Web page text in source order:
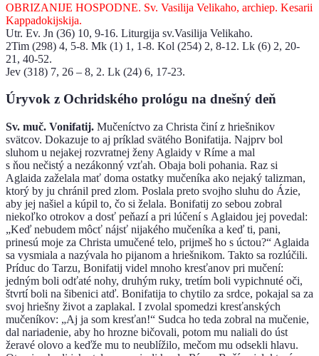
OBRIZANIJE HOSPODNE. Sv. Vasilija Velikaho, archiep. Kesarii
Kappadоkijskija.
Utr. Ev. Jn (36) 10, 9-16. Liturgija sv.Vasilija Velikaho.
2Tim (298) 4, 5-8. Mk (1) 1, 1-8. Kol (254) 2, 8-12. Lk (6) 2, 20-
21, 40-52.
Jev (318) 7, 26 – 8, 2. Lk (24) 6, 17-23.
Úryvok z Ochridského prológu na dnešný deň
Sv. muč. Vonifatij. Mučeníctvo za Christa činí z hriešnikov
svätcov. Dokazuje to aj príklad svätého Bonifatija. Najprv bol
sluhom u nejakej rozvratnej ženy Aglaidy v Ríme a mal
s ňou nečistý a nezákonný vzťah. Obaja boli pohania. Raz si
Aglaida zaželala mať doma ostatky mučeníka ako nejaký talizman,
ktorý by ju chránil pred zlom. Poslala preto svojho sluhu do Ázie,
aby jej našiel a kúpil to, čo si želala. Bonifatij zo sebou zobral
niekoľko otrokov a dosť peňazí a pri lúčení s Aglaidou jej povedal:
„Keď nebudem môcť nájsť nijakého mučeníka a keď ti, pani,
prinesú moje za Christa umučené telo, prijmeš ho s úctou?“ Aglaida
sa vysmiala a nazývala ho pijanom a hriešnikom. Takto sa rozlúčili.
Príduc do Tarzu, Bonifatij videl mnoho kresťanov pri mučení:
jedným boli odťaté nohy, druhým ruky, tretím boli vypichnuté oči,
štvrtí boli na šibenici atď. Bonifatija to chytilo za srdce, pokajal sa za
svoj hriešny život a zaplakal. I zvolal spomedzi kresťanských
mučeníkov: „Aj ja som kresťan!“ Sudca ho teda zobral na mučenie,
dal nariadenie, aby ho hrozne bičovali, potom mu naliali do úst
žeravé olovo a keďže mu to neublížilo, mečom mu odsekli hlavu.